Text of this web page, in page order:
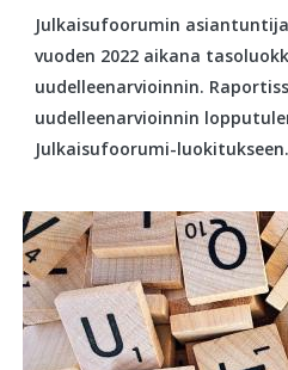
Julkaisufoorumin
vuoden 2022 aikana
uudelleenarvioinnin.
uudelleenarvioinnin
Julkaisufoorumi-luokitukseen.